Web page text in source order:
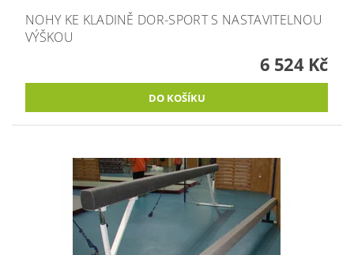
NOHY KE KLADINĚ DOR-SPORT S NASTAVITELNOU
VÝŠKOU
6 524 Kč